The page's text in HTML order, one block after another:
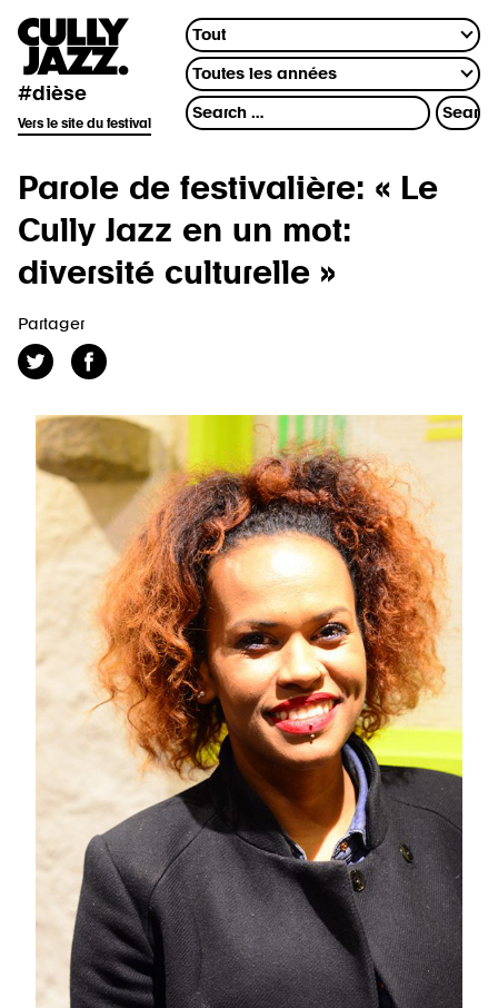
#dièse
Vers le site du festival
Parole de festivalière: « Le
Cully Jazz en un mot:
diversité culturelle »
Partager